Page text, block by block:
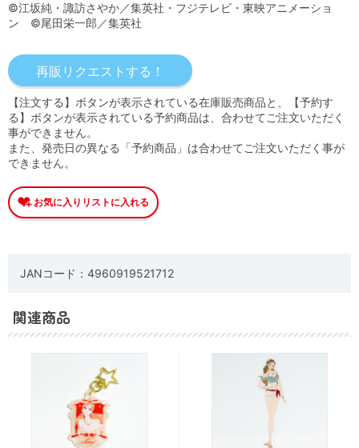
©江坂純・諏訪さやか／集英社・フジテレビ・東映アニメーショ
ン ©尾田栄一郎／集英社
【注文する】ボタンが表示されている在庫販売商品と、【予約す
る】ボタンが表示されている予約商品は、合わせてご注文いただく
事ができません。
また、発売日の異なる「予約商品」は合わせてご注文いただく事が
できません。
JANコード：4960919521712
関連商品